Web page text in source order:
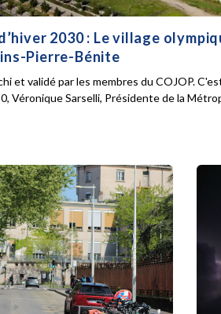
2030 : Le village
Pierre-Bénite
et validé par les membres du COJOP.
Véronique Sarselli, Présidente de la